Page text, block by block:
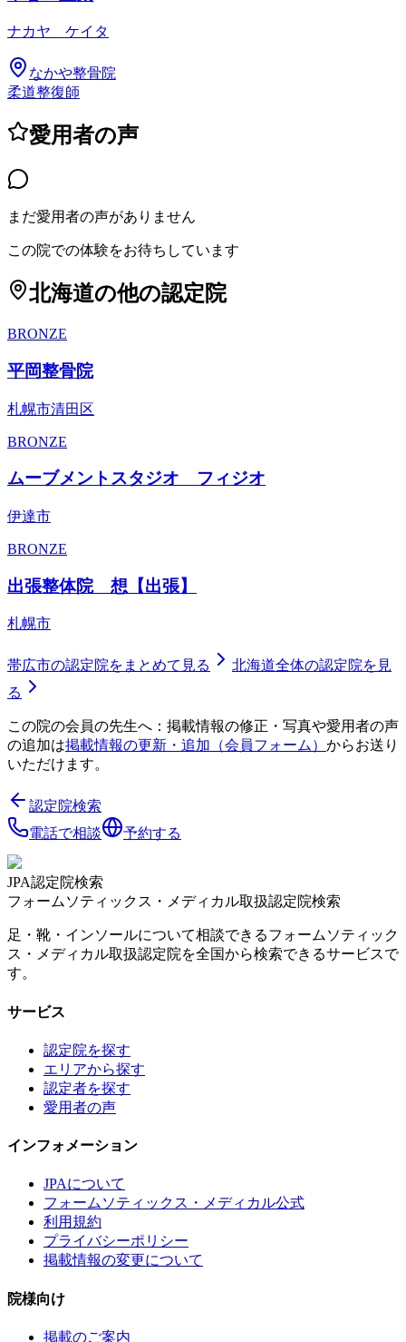
ナカヤ ケイタ
なかや整骨院
柔道整復師
愛用者の声
まだ愛用者の声がありません
この院での体験をお待ちしています
北海道の他の認定院
BRONZE
平岡整骨院
札幌市清田区
BRONZE
ムーブメントスタジオ フィジオ
伊達市
BRONZE
出張整体院 想【出張】
札幌市
帯広市の認定院をまとめて見る 北海道全体の認定院を見
る
この院の会員の先生へ：掲載情報の修正・写真や愛用者の声
の追加は掲載情報の更新・追加（会員フォーム） からお送り
いただけます。
認定院検索
電話で相談
予約する
JPA認定院検索
フォームソティックス・メディカル取扱認定院検索
足・靴・インソールについて相談できるフォームソティック
ス・メディカル取扱認定院を全国から検索できるサービスで
す。
サービス
認定院を探す
エリアから探す
認定者を探す
愛用者の声
インフォメーション
JPAについて
フォームソティックス・メディカル公式
利用規約
プライバシーポリシー
掲載情報の変更について
院様向け
掲載のご案内